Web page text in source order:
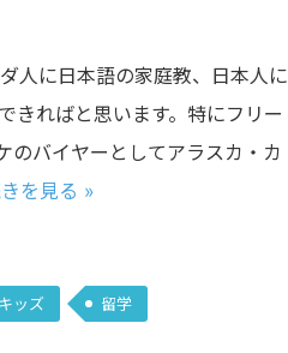
人に日本語の家庭教、日本人に
きればと思います。特にフリー
のバイヤーとしてアラスカ・カ
を見る »
キッズ 留学